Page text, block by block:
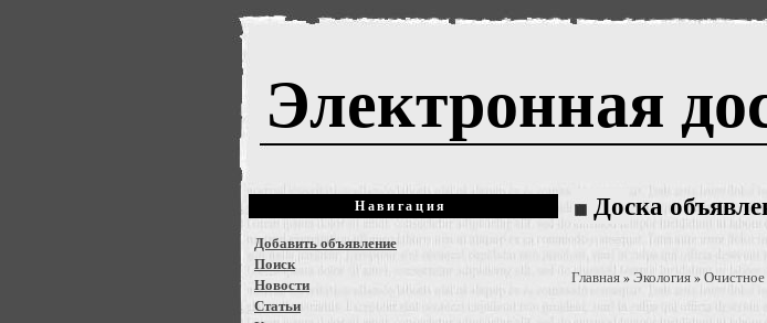
Электронная
Навигация
Добавить объявление
Поиск
Новости
Статьи
Доска
Главная»Экология»